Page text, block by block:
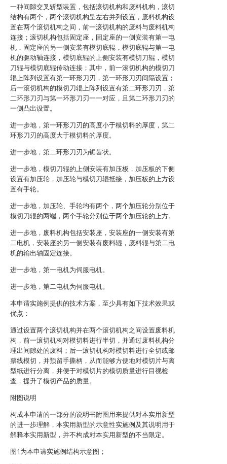
一种间隙交叉斩型装置，包括滚切机构和废料机构，滚切
结构有两个，两个滚切机构呈左右并列设置，废料机构设
置在两个滚切机构之间，前一滚切机构的废料与废料机构
连接；滚切机构包括固定座，固定座的一侧安装有第一电
机，固定座的另一侧安装有模切底辊，模切底辊与第一电
机的驱动轴连接，模切底辊的上侧安装有模切刀辊，模切
刀辊与模切底辊传动连接；其中，前一滚切机构的模切刀
辊上阵列设置有第一环形刀刃，第一环形刀刃间隔设置；
后一滚切机构的模切刀辊上阵列设置有第二环形刀刃，第
二环形刀刃与第一环形刀刃一一对应，且第二环形刀刃的
一侧凸出设置。
进一步地，第一环形刀刃的高度小于模切料的厚度，第二
环形刀刃的高度大于模切料的厚度。
进一步地，第二环形刀刃为锯齿状。
进一步地，模切刀辊的上侧安装有加压板，加压板的下侧
设置有加压轮，加压轮与模切刀辊抵接，加压板的上方设
置有手轮。
进一步地，加压轮、手轮均有两个，两个加压轮分别位于
模切刀辊的两端，两个手轮分别位于两个加压轮的上方。
进一步地，废料机构包括安装座，安装座的一侧安装有第
二电机，安装座的另一侧安装有废料辊，废料辊与第二电
机的输出轴固定连接。
进一步地，第一电机为伺服电机。
进一步地，第二电机为伺服电机。
本申请实施例提供的技术方案，至少具有如下技术效果或
优点：
通过设置两个滚切机构并在两个滚切机构之间设置废料机
构，前一滚切机构对模切料进行半切，并通过废料机构分
理出间隙处的废料；后一滚切机构对模切料进行全切或邮
票线模切，并预留手撕柄，从而能够方便地对模切片与离
型纸进行分离，并便于对模切片的模切质量进行目视检
查，提升了模切产品的质量。
附图说明
构成本申请的一部分的说明书附图用来提供对本实用新型
的进一步理解，本实用新型的示意性实施例及其说明用于
解释本实用新型，并不构成对本实用新型的不当限定。
图1为本申请实施例结构示意图；